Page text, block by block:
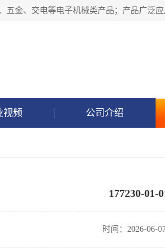
视频 公司介绍
177230-01-
时间：2026-06-